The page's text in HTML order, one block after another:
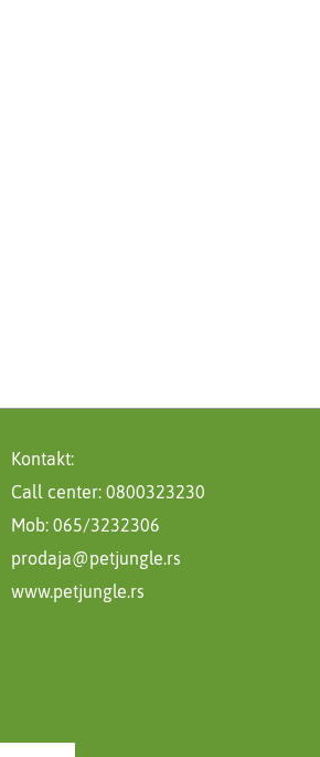
Kontakt:
Call center: 0800323230
Mob: 065/3232306
prodaja@petjungle.rs
www.petjungle.rs